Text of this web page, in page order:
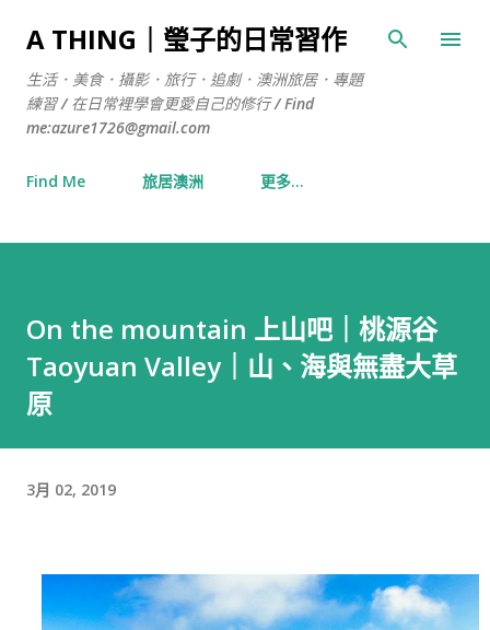
跳到主要內容
A THING｜瑩子的日常習作
生活．美食．攝影．旅行．追劇．澳洲旅居．專題
練習 / 在日常裡學會更愛自己的修行 / Find
me:azure1726@gmail.com
Find Me 旅居澳洲 更多…
On the mountain 上山吧｜桃源谷
Taoyuan Valley｜山、海與無盡大草
原
3月 02, 2019